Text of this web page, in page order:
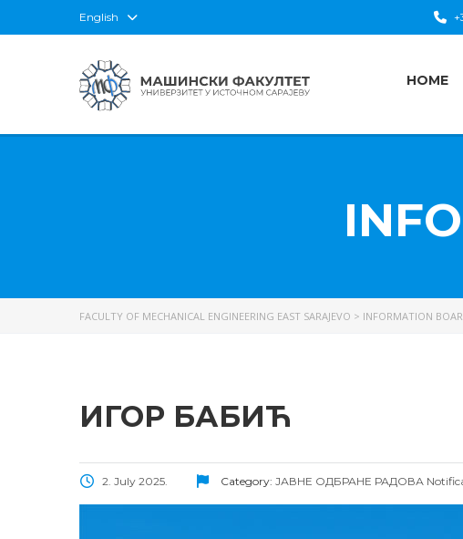
English
HOME
FACULTY OF MECHANICAL ENGINEERING EAST SARAJEVO > INFORMATION
ИГОР БАБИЋ
2. July 2025. Category: ЈАВНЕ ОДБРАНЕ РАДОВА